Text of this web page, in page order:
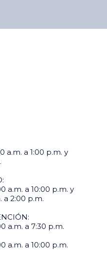
a.m. a 1:00 p.m. y
a.m. a 10:00 p.m. y
a 2:00 p.m.
a.m. a 7:30 p.m.
a.m. a 10:00 p.m.